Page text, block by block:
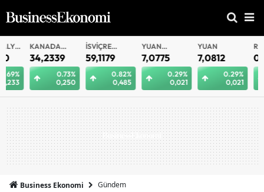
KANADA
DOLARI
34,2339
0.73%
0,250
İSVIÇRE
FRANKI
59,1179
0.82%
0,485
OFFSHORE
7,0775
0.29%
0,021
7,0812
0.29%
0,021
0,5825
Business Ekonomi Gündem